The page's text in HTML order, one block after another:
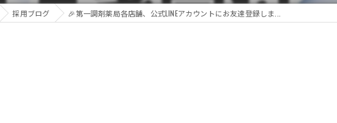
採用ブログ 🎉第一調剤薬局各店舗、公式LINEアカウントにお友達登録しま...